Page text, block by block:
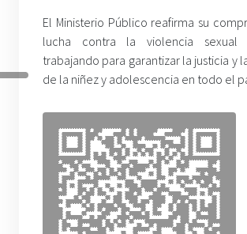
El Ministerio Público reafirma su
lucha contra la violencia sexual
trabajando para garantizar la justicia y
de la niñez y adolescencia en todo el